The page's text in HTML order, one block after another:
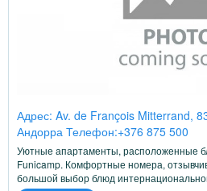
Адрес: Av. de François Mitterrand,
Андорра Телефон:+376 875 500
Уютные апартаменты, расположенные
Funicamp. Комфортные номера,
большой выбор блюд